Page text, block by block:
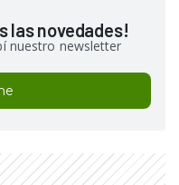
las novedades!
nuestro newsletter